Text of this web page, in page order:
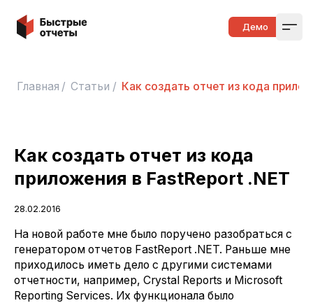
Быстрые отчеты Демо
Главная / Статьи / Как создать отчет из кода
Как создать отчет из кода
приложения в FastReport .NET
28.02.2016
На новой работе мне было поручено разобраться с
генератором отчетов FastReport .NET. Раньше мне
приходилось иметь дело с другими системами
отчетности, например, Crystal Reports и Microsoft
Reporting Services. Их функционала было